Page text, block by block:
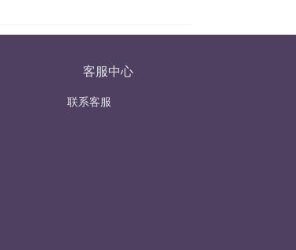
客服中心
联系客服